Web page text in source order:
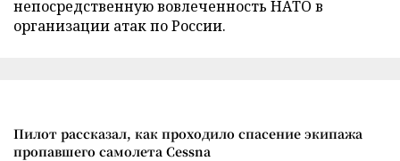
непосредственную вовлеченность НАТО в
организации атак по России.
Пилот рассказал, как проходило спасение экипажа
пропавшего самолета Cessna